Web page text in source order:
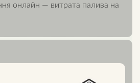
онлайн — витрата палива на